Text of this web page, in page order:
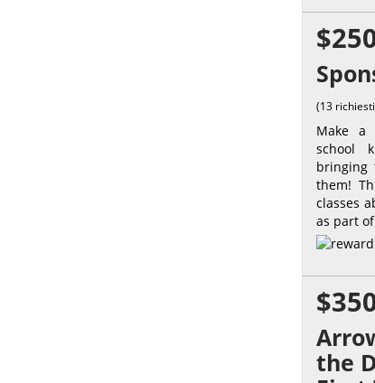
(13
Make a
school
bringing
them!
classes
as part
the